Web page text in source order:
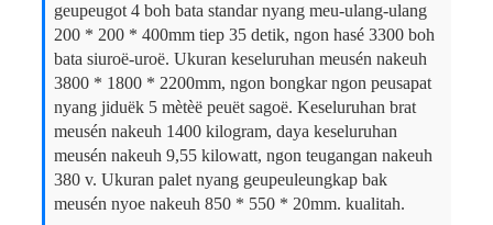
geupeugot 4 boh bata standar nyang meu-ulang-ulang
200 * 200 * 400mm tiep 35 detik, ngon hasé 3300 boh
bata siuroë-uroë. Ukuran keseluruhan meusén nakeuh
3800 * 1800 * 2200mm, ngon bongkar ngon peusapat
nyang jiduëk 5 mètèë peuët sagoë. Keseluruhan brat
meusén nakeuh 1400 kilogram, daya keseluruhan
meusén nakeuh 9,55 kilowatt, ngon teugangan nakeuh
380 v. Ukuran palet nyang geupeuleungkap bak
meusén nyoe nakeuh 850 * 550 * 20mm. kualitah.